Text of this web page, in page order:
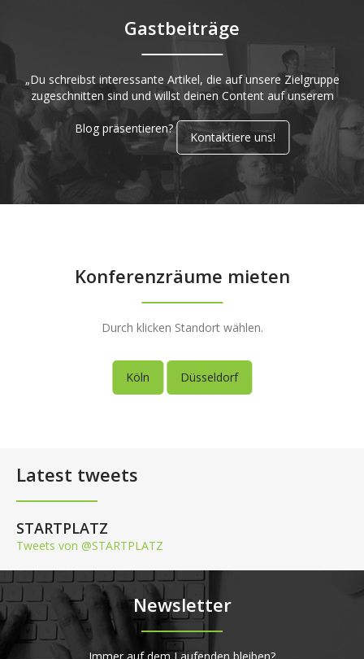
Gastbeiträge
„Du schreibst interessante Artikel, die auf unsere Zielgruppe
zugeschnitten sind und willst deinen Content auf unserem
Blog präsentieren?
Kontaktiere uns!
Konferenzräume mieten
Durch klicken Standort wählen.
Köln Düsseldorf
Latest tweets
STARTPLATZ
Tweets von @STARTPLATZ
Newsletter